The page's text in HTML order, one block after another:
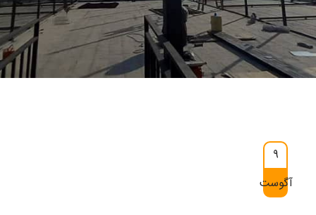
9
آگوست